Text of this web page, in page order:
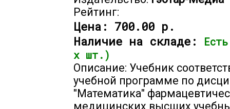
Рейтинг:
Цена: 700.00 р.
Наличие на складе:
х шт.)
Описание: Учебник
учебной программе по
"Математика"
медицинских высших